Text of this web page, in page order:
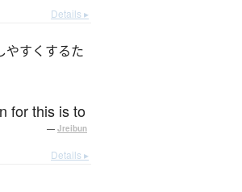
Details ▸
やすくするた
for this is to
— Jreibun
Details ▸